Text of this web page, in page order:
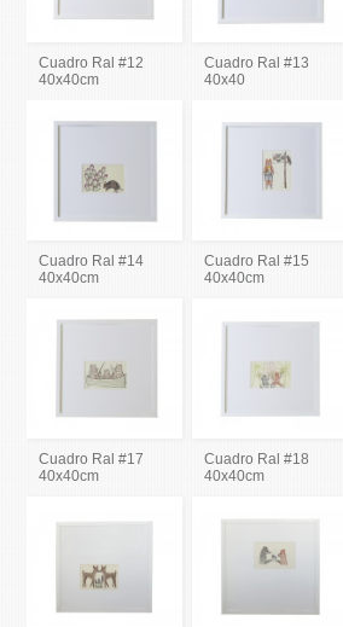
Cuadro Ral #12
40x40cm
Cuadro Ral #13
40x40
Cuadro Ral #14
40x40cm
Cuadro Ral #15
40x40cm
Cuadro Ral #17
40x40cm
Cuadro Ral #18
40x40cm